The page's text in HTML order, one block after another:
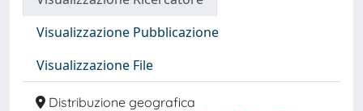
Visualizzazione Pubblicazione
Visualizzazione File
Distribuzione geografica